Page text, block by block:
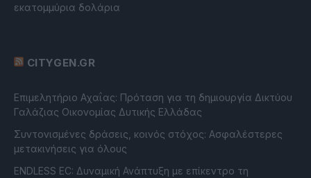
εκατομμύρια δολάρια
CITYGEN.GR
Επιμελητήριο Αχαΐας: Πρόταση για τη δημιουργία Δικτύου
Γαλάζιας Οικονομίας Δυτικής Ελλάδας
Συντονισμένες δράσεις, κοινός στόχος: Ασφαλέστερες
μετακινήσεις για όλους
ENDLESS EC: Δυναμική Ανάπτυξη με επίκεντρο τη